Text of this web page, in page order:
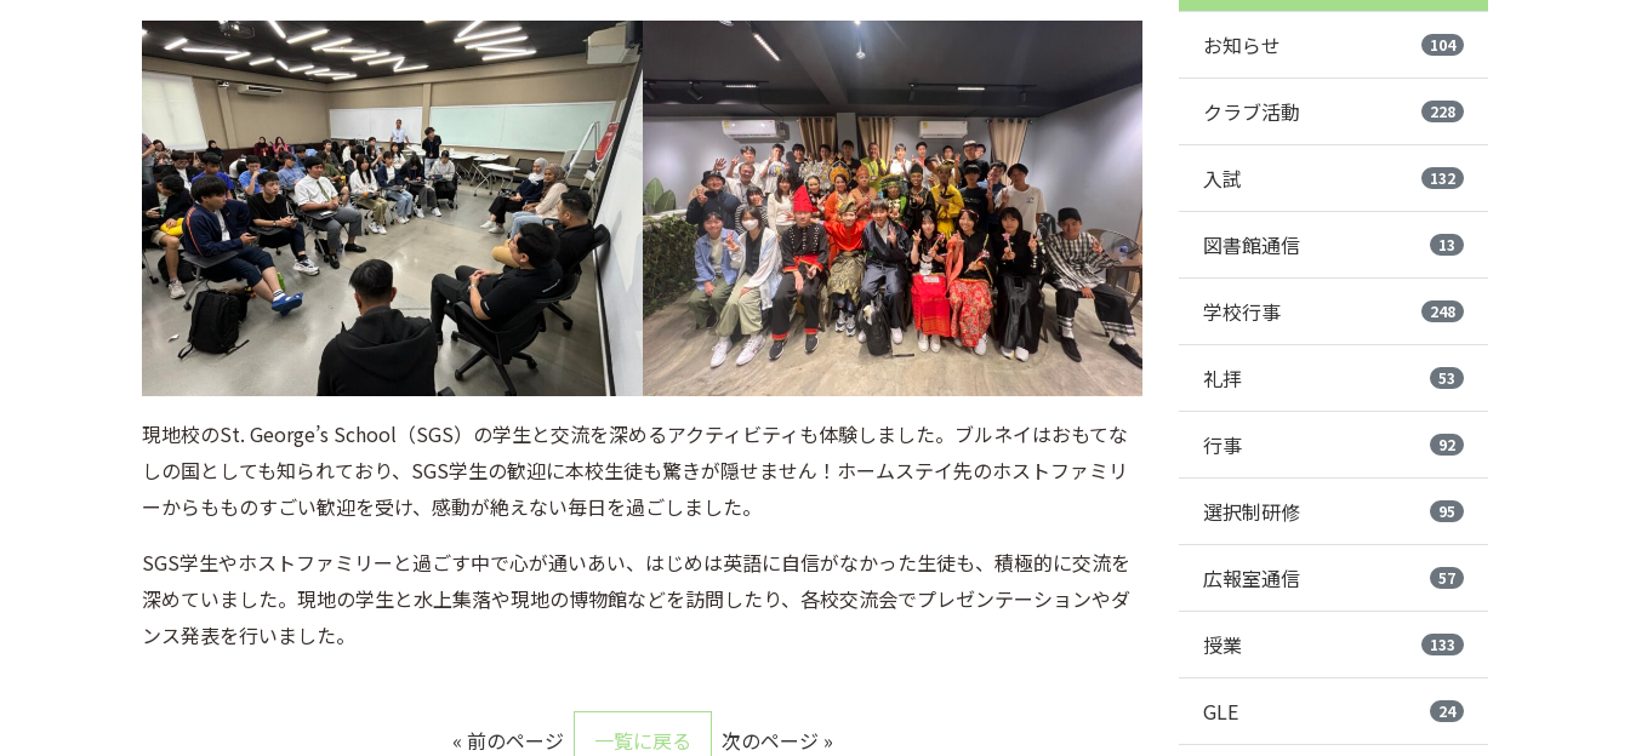
現地校のSt. George’s School（SGS）の学生と交流を深めるアクティビティも体験しました。ブルネイはおもてな
しの国としても知られており、SGS学生の歓迎に本校生徒も驚きが隠せません！ホームステイ先のホストファミリ
ーからもものすごい歓迎を受け、感動が絶えない毎日を過ごしました。
SGS学生やホストファミリーと過ごす中で心が通いあい、はじめは英語に自信がなかった生徒も、積極的に交流を
深めていました。現地の学生と水上集落や現地の博物館などを訪問したり、各校交流会でプレゼンテーションやダ
ンス発表を行いました。
« 前のページ 一覧に戻る 次のページ »
お知らせ 104
クラブ活動 228
入試 132
図書館通信 13
学校行事 248
礼拝 53
行事 92
選択制研修 95
広報室通信 57
授業 133
GLE 24